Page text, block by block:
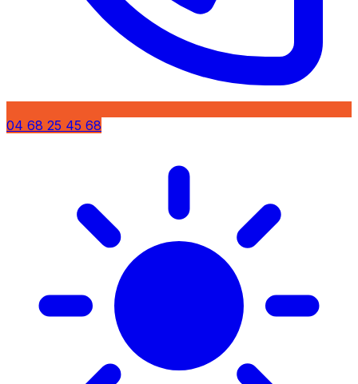
04 68 25 45 68